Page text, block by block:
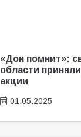
«Дон помнит»:
области
акции
01.05.2025